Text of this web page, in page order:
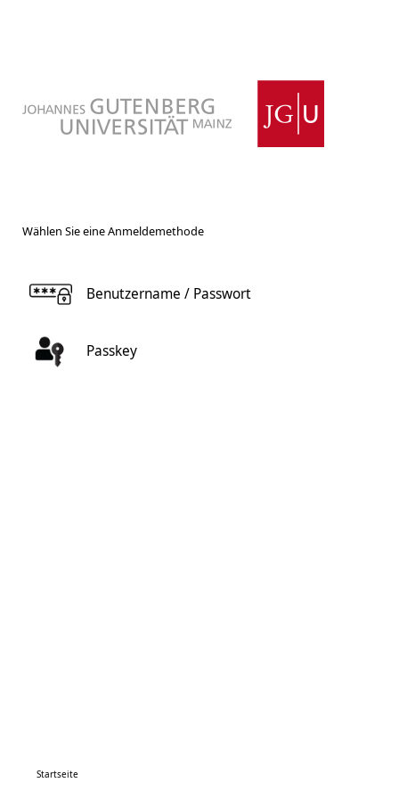
Wählen Sie eine Anmeldemethode
Benutzername / Passwort
Passkey
Startseite